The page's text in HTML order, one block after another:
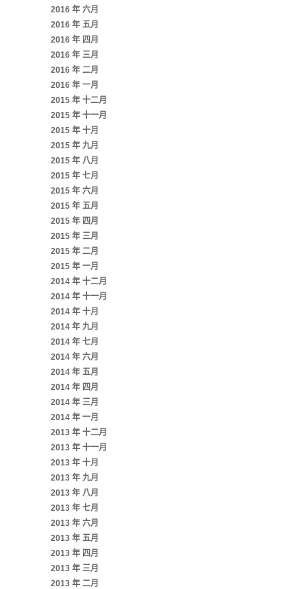
2016 年 六月
2016 年 五月
2016 年 四月
2016 年 三月
2016 年 二月
2016 年 一月
2015 年 十二月
2015 年 十一月
2015 年 十月
2015 年 九月
2015 年 八月
2015 年 七月
2015 年 六月
2015 年 五月
2015 年 四月
2015 年 三月
2015 年 二月
2015 年 一月
2014 年 十二月
2014 年 十一月
2014 年 十月
2014 年 九月
2014 年 七月
2014 年 六月
2014 年 五月
2014 年 四月
2014 年 三月
2014 年 一月
2013 年 十二月
2013 年 十一月
2013 年 十月
2013 年 九月
2013 年 八月
2013 年 七月
2013 年 六月
2013 年 五月
2013 年 四月
2013 年 三月
2013 年 二月